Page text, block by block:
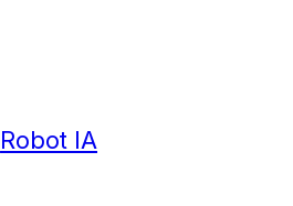
Robot IA